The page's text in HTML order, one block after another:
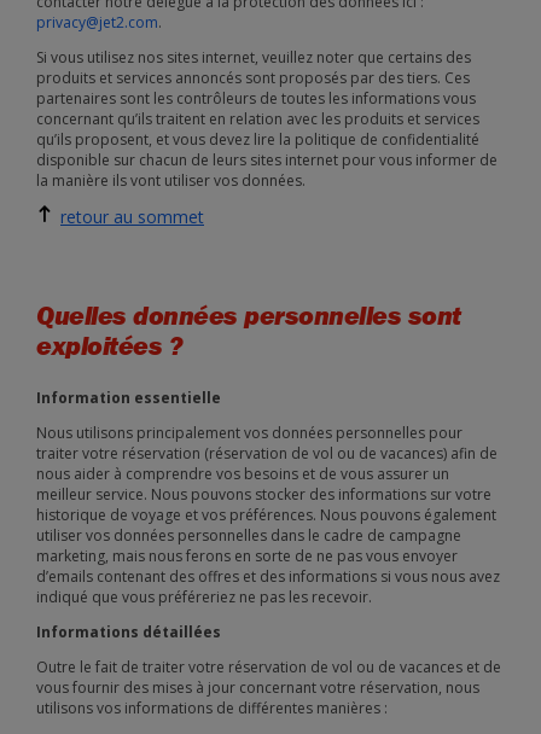
privacy@jet2.com.
Si vous utilisez nos sites internet, veuillez noter que certains des
produits et services annoncés sont proposés par des tiers. Ces
partenaires sont les contrôleurs de toutes les informations vous
concernant qu’ils traitent en relation avec les produits et services
qu’ils proposent, et vous devez lire la politique de confidentialité
disponible sur chacun de leurs sites internet pour vous informer de
la manière ils vont utiliser vos données.
retour au sommet
Quelles données personnelles sont
exploitées ?
Information essentielle
Nous utilisons principalement vos données personnelles pour
traiter votre réservation (réservation de vol ou de vacances) afin de
nous aider à comprendre vos besoins et de vous assurer un
meilleur service. Nous pouvons stocker des informations sur votre
historique de voyage et vos préférences. Nous pouvons également
utiliser vos données personnelles dans le cadre de campagne
marketing, mais nous ferons en sorte de ne pas vous envoyer
d’emails contenant des offres et des informations si vous nous avez
indiqué que vous préféreriez ne pas les recevoir.
Informations détaillées
Outre le fait de traiter votre réservation de vol ou de vacances et de
vous fournir des mises à jour concernant votre réservation, nous
utilisons vos informations de différentes manières :